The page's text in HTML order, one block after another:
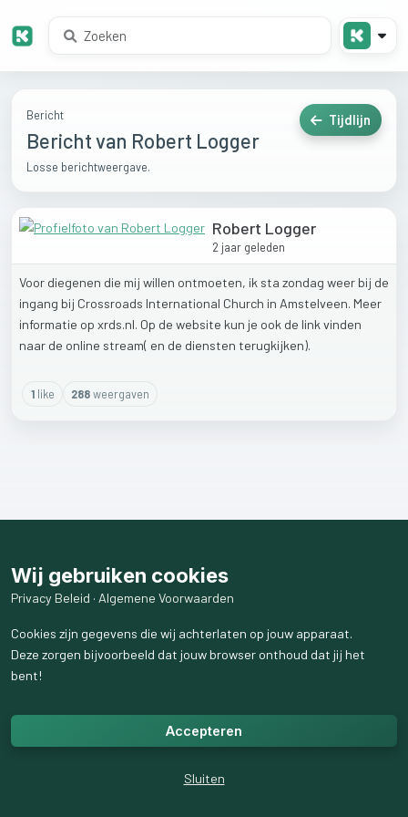
Bericht
Bericht van Robert Logger
Losse berichtweergave.
Tijdlijn
Robert Logger
2 jaar geleden
Voor diegenen die mij willen ontmoeten, ik sta zondag weer bij de
ingang bij Crossroads International Church in Amstelveen. Meer
informatie op xrds.nl. Op de website kun je ook de link vinden
naar de online stream( en de diensten terugkijken).
1like 288weergaven
Wij gebruiken cookies
Privacy Beleid · Algemene Voorwaarden
Cookies zijn gegevens die wij achterlaten op jouw apparaat.
Deze zorgen bijvoorbeeld dat jouw browser onthoud dat jij het
bent!
Accepteren
Sluiten